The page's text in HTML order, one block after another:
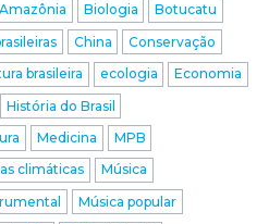
Amazônia Biologia
Botucatu
China
Conservação
brasileira ecologia
Economia
História do Brasil
Medicina
MPB
climáticas
Música
Música popular